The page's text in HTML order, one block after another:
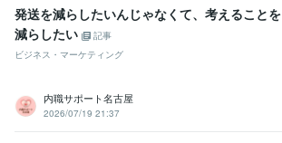
発送を減らしたいんじゃなくて、考えることを
減らしたい
記事
ビジネス・マーケティング
内職サポート名古屋
2026/07/19 21:37